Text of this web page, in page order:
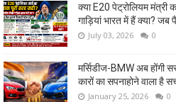
क्या E20 पेट्रोलियम मंत्री
गाड़ियां भारत में हैं क्या? जब
July 03, 2026 0
मर्सिडीज-BMW अब होंगी
कारों का सपनाहोने वाला है
January 25, 2026 0